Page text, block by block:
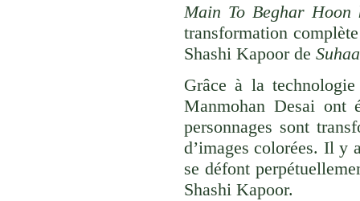
Main To Beghar Hoon
transformation
Shashi Kapoor de
Grâce à la
Manmohan Desai ont
personnages sont
d’images colorées. Il y
se défont
Shashi Kapoor.